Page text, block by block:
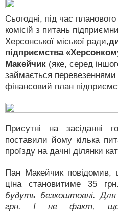
Сьогодні, під час
комісій з питань
Херсонської міської ради,
підприємства
Макейчик (яке, серед
займається перевезеннями
фінансовий план
Присутні на засіданні
поставили йому кілька
проїзду на дачні ділянки
Пан Макейчик повідомив,
ціна становитиме 35
будуть безкоштовні.
грн. І не факт, що